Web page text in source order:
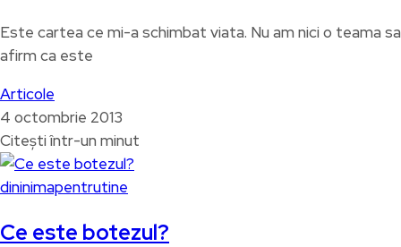
Este cartea ce mi-a schimbat viata. Nu am nici o teama sa
afirm ca este
Articole
4 octombrie 2013
Citești într-un minut
dininimapentrutine
Ce este botezul?